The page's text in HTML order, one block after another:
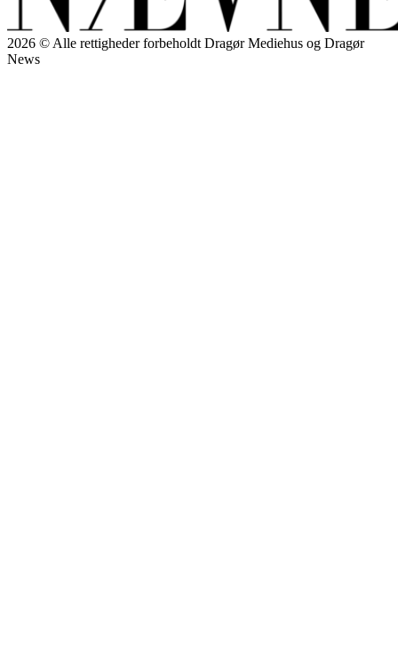
2026 © Alle rettigheder forbeholdt Dragør Mediehus og Dragør
News